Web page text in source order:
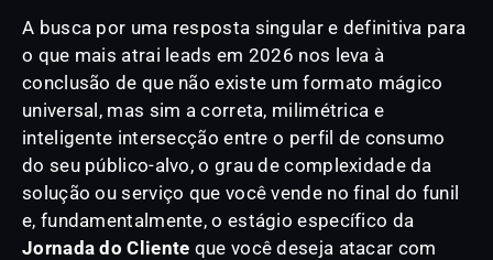
A busca por uma resposta singular e definitiva para
o que mais atrai leads em 2026 nos leva à
conclusão de que não existe um formato mágico
universal, mas sim a correta, milimétrica e
inteligente intersecção entre o perfil de consumo
do seu público-alvo, o grau de complexidade da
solução ou serviço que você vende no final do funil
e, fundamentalmente, o estágio específico da
Jornada do Cliente que você deseja atacar com